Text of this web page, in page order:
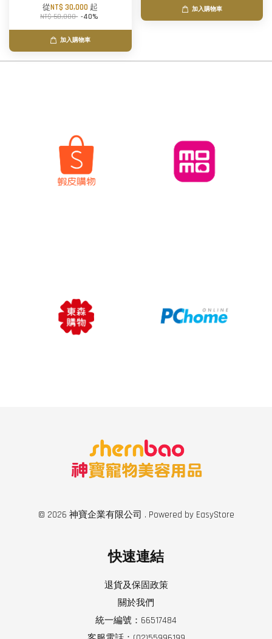
從NT$ 30,000 起
NT$ 50,000 -40%
加入購物車
加入購物車
© 2026 神寶企業有限公司 . Powered by EasyStore
快速連結
退貨及保固政策
關於我們
統一編號：66517484